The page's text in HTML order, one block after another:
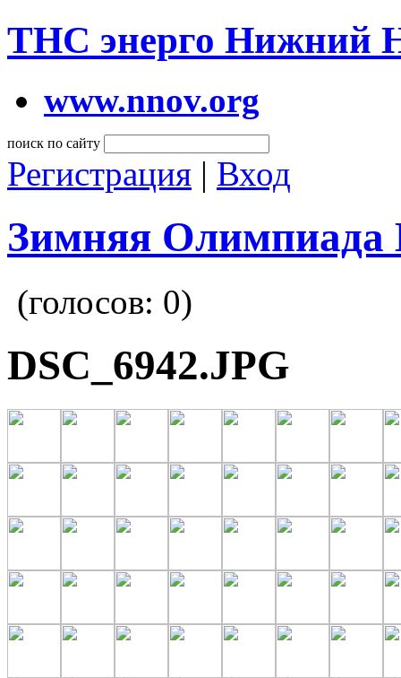
ТНС энерго Нижний
www.nnov.org
поиск по сайту
Регистрация | Вход
Зимняя Олимпиада
(голосов: 0)
DSC_6942.JPG